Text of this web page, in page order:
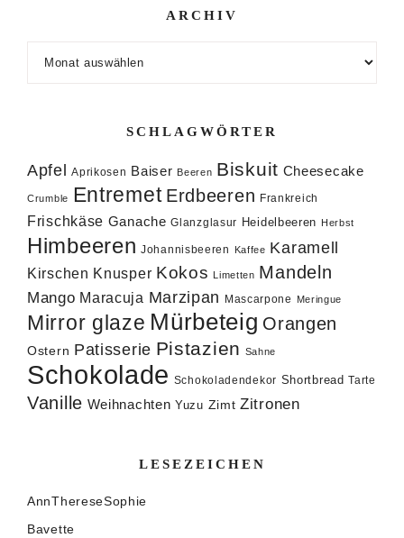
ARCHIV
SCHLAGWÖRTER
Apfel Aprikosen Baiser Beeren Biskuit Cheesecake
Crumble Entremet Erdbeeren Frankreich
Frischkäse Ganache Glanzglasur Heidelbeeren Herbst
Himbeeren Johannisbeeren Kaffee Karamell
Kirschen Knusper Kokos Limetten Mandeln
Mango Maracuja Marzipan Mascarpone Meringue
Mirror glaze Mürbeteig Orangen
Ostern Patisserie Pistazien Sahne
Schokolade Schokoladendekor Shortbread Tarte
Vanille Weihnachten Yuzu Zimt Zitronen
LESEZEICHEN
AnnThereseSophie
Bavette